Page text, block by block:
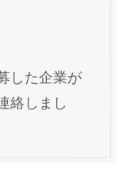
した企業が
絡しまし